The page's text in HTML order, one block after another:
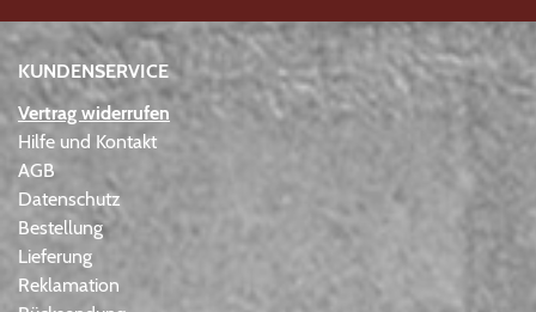
KUNDENSERVICE
Vertrag widerrufen
Hilfe und Kontakt
AGB
Datenschutz
Bestellung
Lieferung
Reklamation